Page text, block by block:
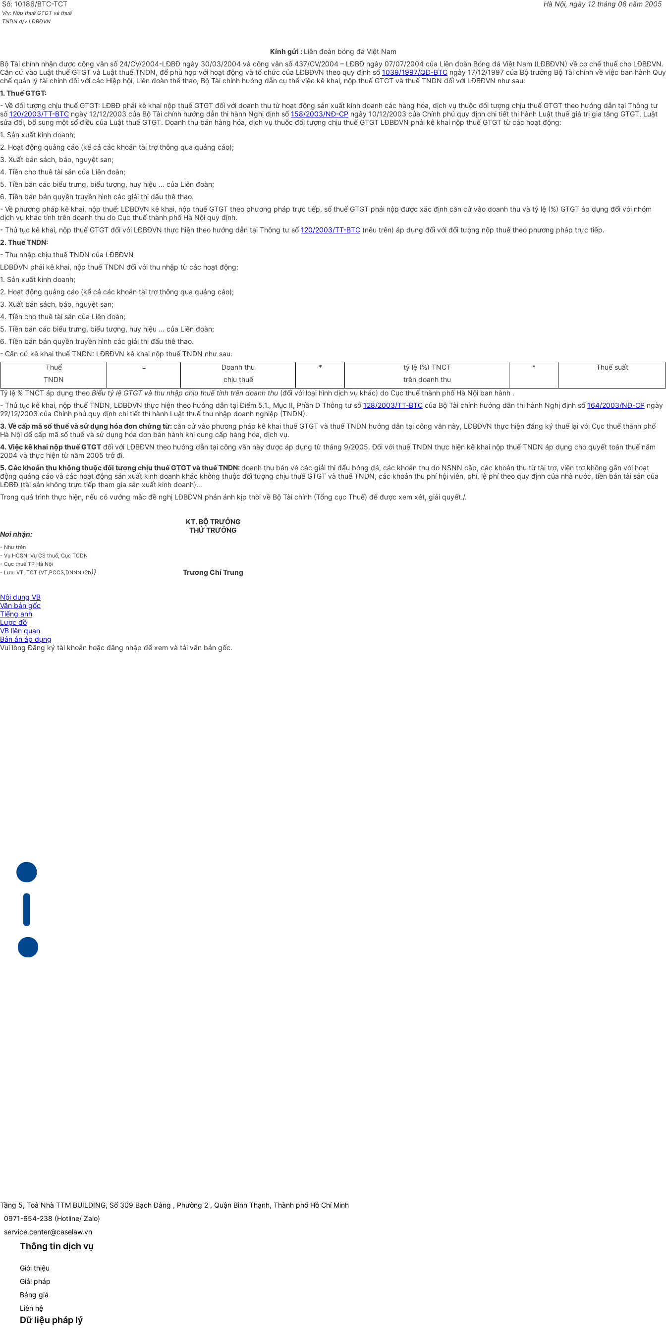
Số: 10186/BTC-TCT
V/v: Nộp thuế GTGT và thuế
TNDN đ/v LĐBĐVN
Hà Nội, ngày 12 tháng 08 năm 2005
Kính gửi : Liên đoàn bóng đá Việt Nam
Bộ Tài chính nhận được công văn số 24/CV/2004-LĐBĐ ngày 30/03/2004 và công văn số 437/CV/2004 – LĐBĐ ngày 07/07/2004 của Liên đoàn Bóng đá Việt Nam (LĐBĐVN) về cơ chế thuế cho LĐBĐVN.
Căn cứ vào Luật thuế GTGT và Luật thuế TNDN, để phù hợp với hoạt động và tổ chức của LĐBĐVN theo quy định số1039/1997/QĐ-BTC ngày 17/12/1997 của Bộ trưởng Bộ Tài chính về việc ban hành Quy
chế quản lý tài chính đối với các Hiệp hội, Liên đoàn thể thao, Bộ Tài chính hướng dẫn cụ thể việc kê khai, nộp thuế GTGT và thuế TNDN đối với LĐBĐVN như sau:
1. Thuế GTGT:
- Về đối tượng chịu thuế GTGT: LĐBĐ phải kê khai nộp thuế GTGT đối với doanh thu từ hoạt động sản xuất kinh doanh các hàng hóa, dịch vụ thuộc đối tượng chịu thuế GTGT theo hướng dẫn tại Thông tư
số120/2003/TT-BTC ngày 12/12/2003 của Bộ Tài chính hướng dẫn thi hành Nghị định số158/2003/NĐ-CP ngày 10/12/2003 của Chính phủ quy định chi tiết thi hành Luật thuế giá trị gia tăng GTGT, Luật
sửa đổi, bổ sung một số điều của Luật thuế GTGT. Doanh thu bán hàng hóa, dịch vụ thuộc đối tượng chịu thuế GTGT LĐBĐVN phải kê khai nộp thuế GTGT từ các hoạt động:
1. Sản xuất kinh doanh;
2. Hoạt động quảng cáo (kể cả các khoản tài trợ thông qua quảng cáo);
3. Xuất bản sách, báo, nguyệt san;
4. Tiền cho thuê tài sản của Liên đoàn;
5. Tiền bán các biểu trưng, biểu tượng, huy hiệu … của Liên đoàn;
6. Tiền bán bản quyền truyền hình các giải thi đấu thê thao.
- Về phương pháp kê khai, nộp thuế: LĐBĐVN kê khai, nộp thuế GTGT theo phương pháp trực tiếp, số thuế GTGT phải nộp được xác định căn cứ vào doanh thu và tỷ lệ (%) GTGT áp dụng đối với nhóm
dịch vụ khác tính trên doanh thu do Cục thuế thành phố Hà Nội quy định.
- Thủ tục kê khai, nộp thuế GTGT đối với LĐBĐVN thực hiện theo hướng dẫn tại Thông tư số120/2003/TT-BTC (nêu trên) áp dụng đối với đối tượng nộp thuế theo phương pháp trực tiếp.
2. Thuế TNDN:
- Thu nhập chịu thuế TNDN của LĐBĐVN
LĐBĐVN phải kê khai, nộp thuế TNDN đối với thu nhập từ các hoạt động:
1. Sản xuất kinh doanh;
2. Hoạt động quảng cáo (kể cả các khoản tài trợ thông qua quảng cáo);
3. Xuất bản sách, báo, nguyệt san;
4. Tiền cho thuê tài sản của Liên đoàn;
5. Tiền bán các biểu trưng, biểu tượng, huy hiệu … của Liên đoàn;
6. Tiền bán bản quyền truyền hình các giải thi đấu thê thao.
- Căn cứ kê khai thuế TNDN: LĐBĐVN kê khai nộp thuế TNDN như sau:
Thuế
TNDN
=
Doanh thu
chịu thuế
*
tỷ lệ (%) TNCT
trên doanh thu
* Thuế suất
Tỷ lệ % TNCT áp dụng theo Biểu tỷ lệ GTGT và thu nhập chịu thuế tính trên doanh thu (đối với loại hình dịch vụ khác) do Cục thuế thành phố Hà Nội ban hành .
- Thủ tục kê khai, nộp thuế TNDN, LĐBĐVN thực hiện theo hướng dẫn tại Điểm 5.1., Mục II, Phần D Thông tư số128/2003/TT-BTC của Bộ Tài chính hướng dẫn thi hành Nghị định số164/2003/NĐ-CP ngày
22/12/2003 của Chính phủ quy định chi tiết thi hành Luật thuế thu nhập doanh nghiệp (TNDN).
3. Về cấp mã số thuế và sử dụng hóa đơn chứng từ:căn cứ vào phương pháp kê khai thuế GTGT và thuế TNDN hướng dẫn tại công văn này, LĐBĐVN thực hiện đăng ký thuế lại với Cục thuế thành phố
Hà Nội để cấp mã số thuế và sử dụng hóa đơn bán hành khi cung cấp hàng hóa, dịch vụ.
4. Việc kê khai nộp thuế GTGT đối với LĐBĐVN theo hướng dẫn tại công văn này được áp dụng từ tháng 9/2005. Đối với thuế TNDN thực hiện kê khai nộp thuế TNDN áp dụng cho quyết toán thuế năm
2004 và thực hiện từ năm 2005 trở đi.
5. Các khoản thu không thuộc đối tượng chịu thuế GTGT và thuế TNDN:doanh thu bán vé các giải thi đấu bóng đá, các khoản thu do NSNN cấp, các khoản thu từ tài trợ, viện trợ không gắn với hoạt
động quảng cáo và các hoạt động sản xuất kinh doanh khác không thuộc đối tượng chịu thuế GTGT và thuế TNDN, các khoản thu phí hội viên, phí, lệ phí theo quy định của nhà nước, tiền bán tài sản của
LĐBĐ (tài sản không trực tiếp tham gia sản xuất kinh doanh)…
Trong quá trình thực hiện, nếu có vướng mắc đề nghị LĐBĐVN phản ánh kịp thời về Bộ Tài chính (Tổng cục Thuế) để được xem xét, giải quyết./.
Nơi nhận:
- Như trên
- Vụ HCSN, Vụ CS thuế, Cục TCDN
- Cục thuế TP Hà Nội
- Lưu: VT, TCT {VT,PCCS,DNNN (2b)}
KT. BỘ TRƯỞNG
THỨ TRƯỞNG
Trương Chí Trung
Nội dung VB
Văn bản gốc
Tiếng anh
Lược đồ
VB liên quan
Bản án áp dụng
Vui lòngĐăng ký tài khoản hoặc đăng nhập để xem và tải văn bản gốc.
Tầng 5, Toà Nhà TTM BUILDING, Số 309 Bạch Đằng , Phường 2 , Quận Bình Thạnh, Thành phố Hồ Chí Minh
0971-654-238 (Hotline/ Zalo)
service.center@caselaw.vn
Thông tin dịch vụ
Giới thiệu
Giải pháp
Bảng giá
Liên hệ
Dữ liệu pháp lý